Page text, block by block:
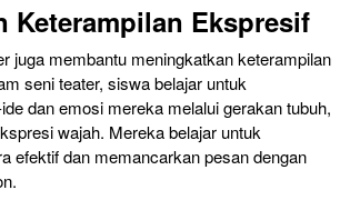
Keterampilan Ekspresif
juga membantu meningkatkan keterampilan
seni teater, siswa belajar untuk
dan emosi mereka melalui gerakan tubuh,
wajah. Mereka belajar untuk
efektif dan memancarkan pesan dengan